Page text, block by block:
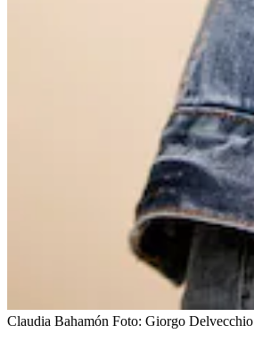
Claudia Bahamón Foto: Giorgo Delvecchio